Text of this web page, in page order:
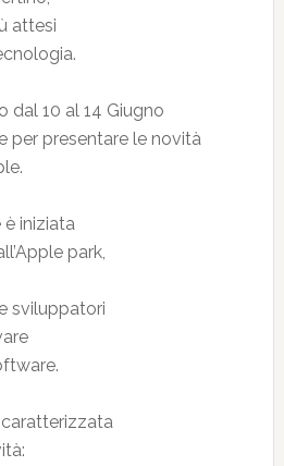
attesi
dal 10 al 14 Giugno
per presentare le novità
iniziata
park,
sviluppatori